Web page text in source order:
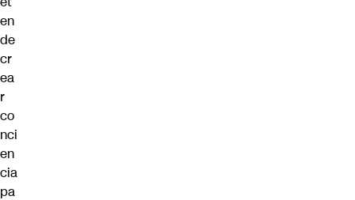
en
de
cr
ea
r
co
nci
en
cia
pa